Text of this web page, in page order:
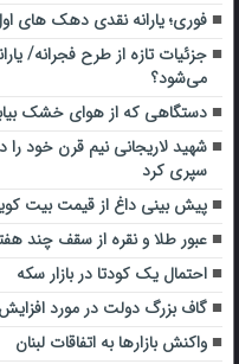
فوری؛ یارانه نقدی دهک های
می‌شود؟
دستگاهی که از هوای خشک
شهید لاریجانی نیم قرن خود
سپری کرد
پیش بینی داغ از قیمت بیت
عبور طلا و نقره از سقف چند
احتمال یک کودتا در بازار سکه
گاف بزرگ دولت در مورد
واکنش بازارها به اتفاقات لبنان